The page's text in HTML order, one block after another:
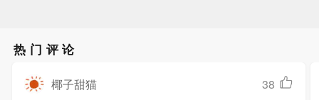
热门评论
椰子甜猫 38